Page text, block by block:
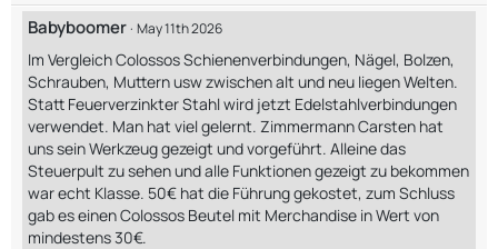
Babyboomer May 11th 2026
Im Vergleich Colossos Schienenverbindungen, Nägel, Bolzen,
Schrauben, Muttern usw zwischen alt und neu liegen Welten.
Statt Feuerverzinkter Stahl wird jetzt Edelstahlverbindungen
verwendet. Man hat viel gelernt. Zimmermann Carsten hat
uns sein Werkzeug gezeigt und vorgeführt. Alleine das
Steuerpult zu sehen und alle Funktionen gezeigt zu bekommen
war echt Klasse. 50€ hat die Führung gekostet, zum Schluss
gab es einen Colossos Beutel mit Merchandise in Wert von
mindestens 30€.